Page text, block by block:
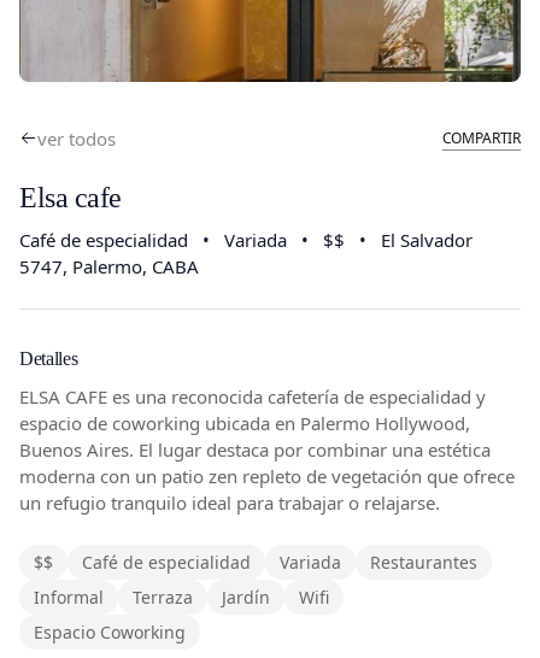
ver todos COMPARTIR
Elsa cafe
Café de especialidad • Variada • $$ •
El Salvador
5747, Palermo, CABA
Detalles
ELSA CAFE es una reconocida cafetería de especialidad y
espacio de coworking ubicada en Palermo Hollywood,
Buenos Aires. El lugar destaca por combinar una estética
moderna con un patio zen repleto de vegetación que ofrece
un refugio tranquilo ideal para trabajar o relajarse.
$$ Café de especialidad Variada
Restaurantes
Informal
Terraza Jardín
Wifi
Espacio Coworking